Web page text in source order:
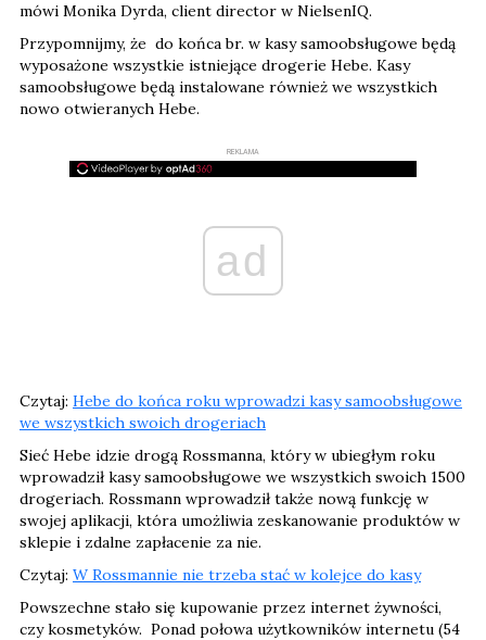
mówi Monika Dyrda, client director w NielsenIQ.
Przypomnijmy, że do końca br. w kasy samoobsługowe będą
wyposażone wszystkie istniejące drogerie Hebe. Kasy
samoobsługowe będą instalowane również we wszystkich
nowo otwieranych Hebe.
REKLAMA
ad
Czytaj: Hebe do końca roku wprowadzi kasy samoobsługowe
we wszystkich swoich drogeriach
Sieć Hebe idzie drogą Rossmanna, który w ubiegłym roku
wprowadził kasy samoobsługowe we wszystkich swoich 1500
drogeriach. Rossmann wprowadził także nową funkcję w
swojej aplikacji, która umożliwia zeskanowanie produktów w
sklepie i zdalne zapłacenie za nie.
Czytaj: W Rossmannie nie trzeba stać w kolejce do kasy
Powszechne stało się kupowanie przez internet żywności,
czy kosmetyków. Ponad połowa użytkowników internetu (54